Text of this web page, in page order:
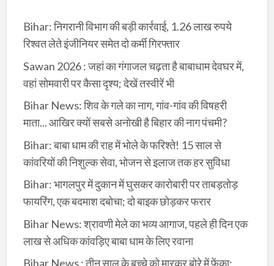
Bihar: निगरानी विभाग की बड़ी कार्रवाई, 1.26 लाख रुपये
रिश्वत लेते इंजीनियर समेत दो कर्मी गिरफ्तार
Sawan 2026 : जहां का गंगाजल चढ़ता है बाबाधाम देवघर में,
वहां सोमवारी पर कैसा दृश्य; देखें तस्वीरें भी
Bihar News: शिव के गले का नाग, गांव-गांव की विषहरी
माता... आखिर क्यों सबसे अनोखी है बिहार की नाग पंचमी?
Bihar: बाबा धाम की राह में भोले के फरिश्ते! 15 साल से
कांवरियों की निशुल्क सेवा, भोजन से इलाज तक हर सुविधा
Bihar: भागलपुर में दुकान में घुसकर कारोबारी पर ताबड़तोड़
फायरिंग, एक बदमाश दबोचा; दो बाइक छोड़कर फरार
Bihar News: श्रावणी मेले का भव्य आगाज, पहले ही दिन एक
लाख से अधिक कांवड़िए बाबा धाम के लिए रवाना
Bihar News : तीन साल के बच्चे को मारकर बोरे में फेंका;